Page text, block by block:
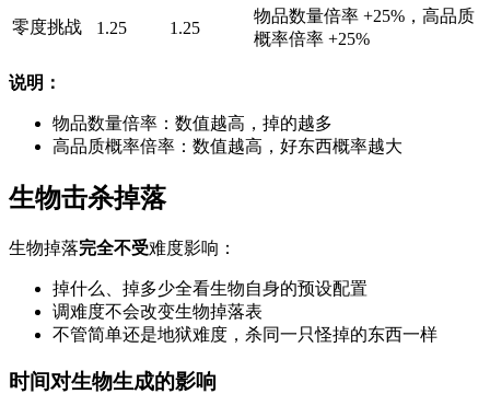
零度挑战 1.25 1.25
物品数量倍率 +25%，高品质
概率倍率 +25%
说明：
物品数量倍率：数值越高，掉的越多
高品质概率倍率：数值越高，好东西概率越大
生物击杀掉落
生物掉落完全不受难度影响：
掉什么、掉多少全看生物自身的预设配置
调难度不会改变生物掉落表
不管简单还是地狱难度，杀同一只怪掉的东西一样
时间对生物生成的影响